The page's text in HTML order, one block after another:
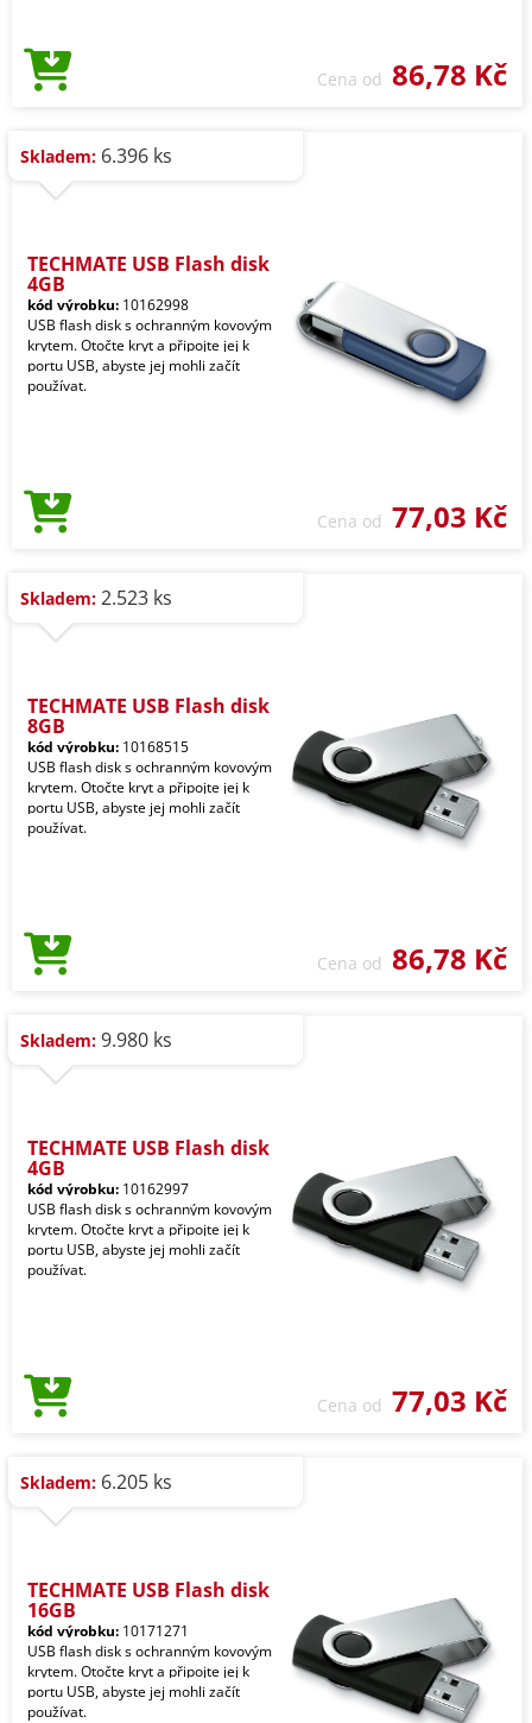
Cena od 86,78 Kč
Skladem: 6.396 ks
TECHMATE USB Flash disk
4GB
kód výrobku: 10162998
USB flash disk s ochranným kovovým
krytem. Otočte kryt a připojte jej k
portu USB, abyste jej mohli začít
používat.
Cena od 77,03 Kč
Skladem: 2.523 ks
TECHMATE USB Flash disk
8GB
kód výrobku: 10168515
USB flash disk s ochranným kovovým
krytem. Otočte kryt a připojte jej k
portu USB, abyste jej mohli začít
používat.
Cena od 86,78 Kč
Skladem: 9.980 ks
TECHMATE USB Flash disk
4GB
kód výrobku: 10162997
USB flash disk s ochranným kovovým
krytem. Otočte kryt a připojte jej k
portu USB, abyste jej mohli začít
používat.
Cena od 77,03 Kč
Skladem: 6.205 ks
TECHMATE USB Flash disk
16GB
kód výrobku: 10171271
USB flash disk s ochranným kovovým
krytem. Otočte kryt a připojte jej k
portu USB, abyste jej mohli začít
používat.